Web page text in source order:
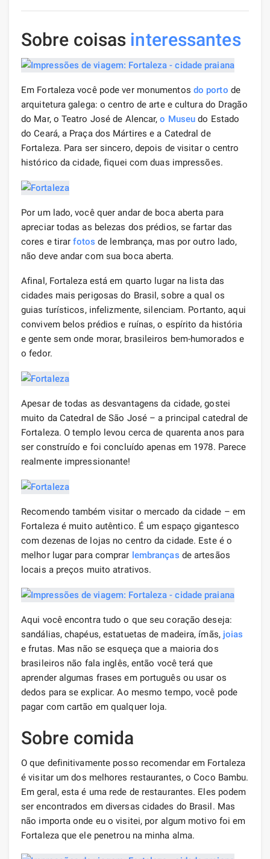
Sobre coisas interessantes
Em Fortaleza você pode ver monumentos do porto de
arquitetura galega: o centro de arte e cultura do Dragão
do Mar, o Teatro José de Alencar,o Museu do Estado
do Ceará, a Praça dos Mártires e a Catedral de
Fortaleza. Para ser sincero, depois de visitar o centro
histórico da cidade, fiquei com duas impressões.
Por um lado, você quer andar de boca aberta para
apreciar todas as belezas dos prédios, se fartar das
cores e tirarfotos de lembrança, mas por outro lado,
não deve andar com sua boca aberta.
Afinal, Fortaleza está em quarto lugar na lista das
cidades mais perigosas do Brasil, sobre a qual os
guias turísticos, infelizmente, silenciam. Portanto, aqui
convivem belos prédios e ruínas, o espírito da história
e gente sem onde morar, brasileiros bem-humorados e
o fedor.
Apesar de todas as desvantagens da cidade, gostei
muito da Catedral de São José – a principal catedral de
Fortaleza. O templo levou cerca de quarenta anos para
ser construído e foi concluído apenas em 1978. Parece
realmente impressionante!
Recomendo também visitar o mercado da cidade – em
Fortaleza é muito autêntico. É um espaço gigantesco
com dezenas de lojas no centro da cidade. Este é o
melhor lugar para comprar lembranças de artesãos
locais a preços muito atrativos.
Aqui você encontra tudo o que seu coração deseja:
sandálias, chapéus, estatuetas de madeira, ímãs, joias
e frutas. Mas não se esqueça que a maioria dos
brasileiros não fala inglês, então você terá que
aprender algumas frases em português ou usar os
dedos para se explicar. Ao mesmo tempo, você pode
pagar com cartão em qualquer loja.
Sobre comida
O que definitivamente posso recomendar em Fortaleza
é visitar um dos melhores restaurantes, o Coco Bambu.
Em geral, esta é uma rede de restaurantes. Eles podem
ser encontrados em diversas cidades do Brasil. Mas
não importa onde eu o visitei, por algum motivo foi em
Fortaleza que ele penetrou na minha alma.